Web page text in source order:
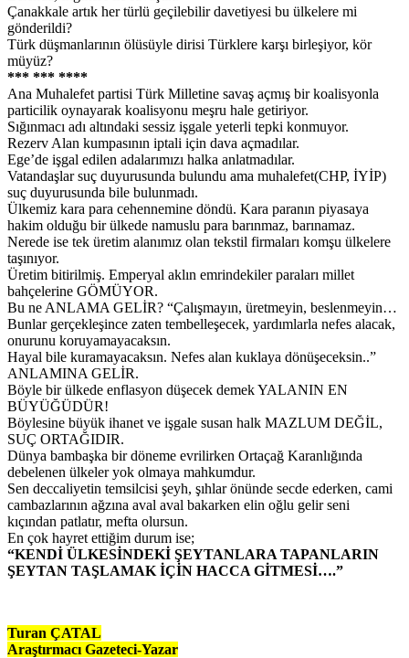
Çanakkale artık her türlü geçilebilir davetiyesi bu ülkelere mi
gönderildi?
Türk düşmanlarının ölüsüyle dirisi Türklere karşı birleşiyor, kör
müyüz?
*** *** ****
Ana Muhalefet partisi Türk Milletine savaş açmış bir koalisyonla
particilik oynayarak koalisyonu meşru hale getiriyor.
Sığınmacı adı altındaki sessiz işgale yeterli tepki konmuyor.
Rezerv Alan kumpasının iptali için dava açmadılar.
Ege’de işgal edilen adalarımızı halka anlatmadılar.
Vatandaşlar suç duyurusunda bulundu ama muhalefet(CHP, İYİP)
suç duyurusunda bile bulunmadı.
Ülkemiz kara para cehennemine döndü. Kara paranın piyasaya
hakim olduğu bir ülkede namuslu para barınmaz, barınamaz.
Nerede ise tek üretim alanımız olan tekstil firmaları komşu ülkelere
taşınıyor.
Üretim bitirilmiş. Emperyal aklın emrindekiler paraları millet
bahçelerine GÖMÜYOR.
Bu ne ANLAMA GELİR? “Çalışmayın, üretmeyin, beslenmeyin…
Bunlar gerçekleşince zaten tembelleşecek, yardımlarla nefes alacak,
onurunu koruyamayacaksın.
Hayal bile kuramayacaksın. Nefes alan kuklaya dönüşeceksin..”
ANLAMINA GELİR.
Böyle bir ülkede enflasyon düşecek demek YALANIN EN
BÜYÜĞÜDÜR!
Böylesine büyük ihanet ve işgale susan halk MAZLUM DEĞİL,
SUÇ ORTAĞIDIR.
Dünya bambaşka bir döneme evrilirken Ortaçağ Karanlığında
debelenen ülkeler yok olmaya mahkumdur.
Sen deccaliyetin temsilcisi şeyh, şıhlar önünde secde ederken, cami
cambazlarının ağzına aval aval bakarken elin oğlu gelir seni
kıçından patlatır, mefta olursun.
En çok hayret ettiğim durum ise;
“KENDİ ÜLKESİNDEKİ ŞEYTANLARA TAPANLARIN
ŞEYTAN TAŞLAMAK İÇİN HACCA GİTMESİ….”
Turan ÇATAL
Araştırmacı Gazeteci-Yazar